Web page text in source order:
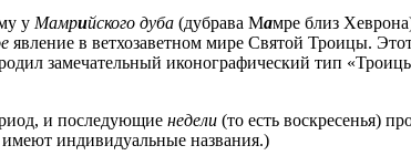
у Мамрийского дуба (дубрава Мамре близ
явление в ветхозаветном мире Святой Троицы.
замечательный иконографический тип
и последующие недели (то есть воскресенья)
индивидуальные названия.)